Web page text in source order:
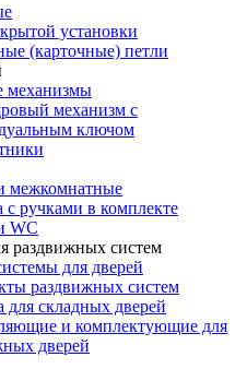
установки
(карточные) петли
механизмы
механизм с
ключом
межкомнатные
с ручками в комплекте
WC
раздвижных систем
для дверей
раздвижных систем
для складных дверей
и комплектующие для
дверей